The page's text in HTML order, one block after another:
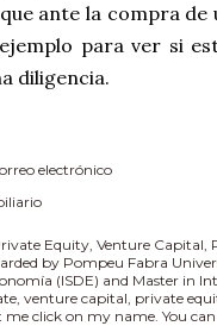
ante la compra de
para ver si
diligencia.
electrónico
Equity, Venture
by Pompeu Fabra
(ISDE) and Master in
venture capital, private
click on my name. You